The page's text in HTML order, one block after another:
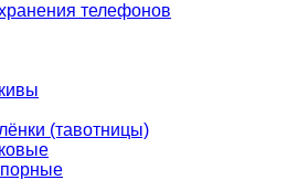
телефонов
(тавотницы)